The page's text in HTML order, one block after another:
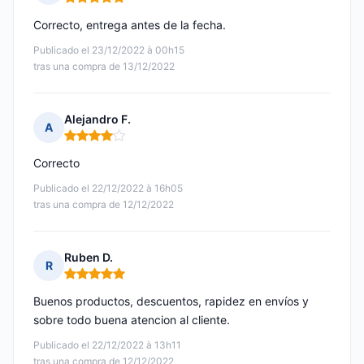
Nota: 5 de 5
Publicado el 23/12/2022 à 00h15
tras una compra de 13/12/2022
Correcto, entrega antes de la fecha.
A
Alejandro F.
Nota: 4 de 5
Publicado el 22/12/2022 à 16h05
tras una compra de 12/12/2022
Correcto
R
Ruben D.
Nota: 5 de 5
Publicado el 22/12/2022 à 13h11
tras una compra de 12/12/2022
Buenos productos, descuentos, rapidez en envíos y
sobre todo buena atencion al cliente.